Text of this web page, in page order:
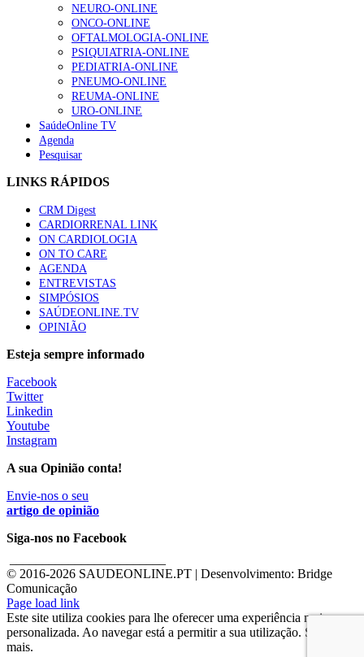
NEURO-ONLINE
ONCO-ONLINE
OFTALMOLOGIA-ONLINE
PSIQUIATRIA-ONLINE
PEDIATRIA-ONLINE
PNEUMO-ONLINE
REUMA-ONLINE
URO-ONLINE
SaúdeOnline TV
Agenda
Pesquisar
LINKS RÁPIDOS
CRM Digest
CARDIORRENAL LINK
ON CARDIOLOGIA
ON TO CARE
AGENDA
ENTREVISTAS
SIMPÓSIOS
SAÚDEONLINE.TV
OPINIÃO
Esteja sempre informado
Facebook
Twitter
Linkedin
Youtube
Instagram
A sua Opinião conta!
Envie-nos o seu
artigo de opinião
Siga-nos no Facebook
© 2016-2026 SAUDEONLINE.PT | Desenvolvimento: Bridge
Comunicação
Page load link
Este site utiliza cookies para lhe oferecer uma experiência mais
personalizada. Ao navegar está a permitir a sua utilização. Saber
mais.